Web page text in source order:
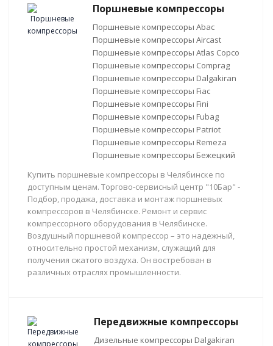
Поршневые компрессоры
Поршневые компрессоры Abac
Поршневые компрессоры Aircast
Поршневые компрессоры Atlas Copco
Поршневые компрессоры Comprag
Поршневые компрессоры Dalgakiran
Поршневые компрессоры Fiac
Поршневые компрессоры Fini
Поршневые компрессоры Fubag
Поршневые компрессоры Patriot
Поршневые компрессоры Remeza
Поршневые компрессоры Бежецкий
Купить поршневые компрессоры в Челябинске по
доступным ценам. Торгово-сервисный центр "10Бар" -
Подбор, продажа, доставка и монтаж поршневых
компрессоров в Челябинске. Ремонт и сервис
компрессорного оборудования в Челябинске.
Воздушный поршневой компрессор – это надежный,
относительно простой механизм, служащий для
получения сжатого воздуха. Он востребован в
различных отраслях промышленности.
Передвижные компрессоры
Дизельные компрессоры Dalgakiran